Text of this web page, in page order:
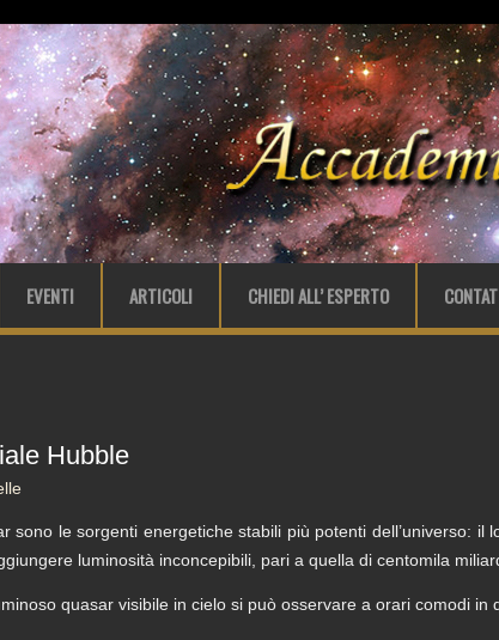
EVENTI ARTICOLI CHIEDI ALL’ ESPERTO
Hubble
sono le sorgenti energetiche stabili più potenti dell’universo:
luminosità inconcepibili, pari a quella di centomila
quasar visibile in cielo si può osservare a orari comodi in